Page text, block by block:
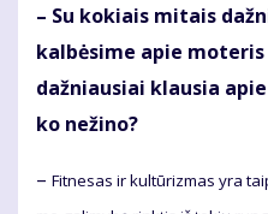
– Su ko­kiais mi­tais
kal­bė­si­me apie
daž­niau­siai klau­sia
ko ne­ži­no?
– Fit­ne­sas ir kul­tū­riz­mas yra